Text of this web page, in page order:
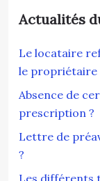
Actualités
Le locataire
le propriétaire
Absence de
prescription ?
Lettre de
?
Les différents